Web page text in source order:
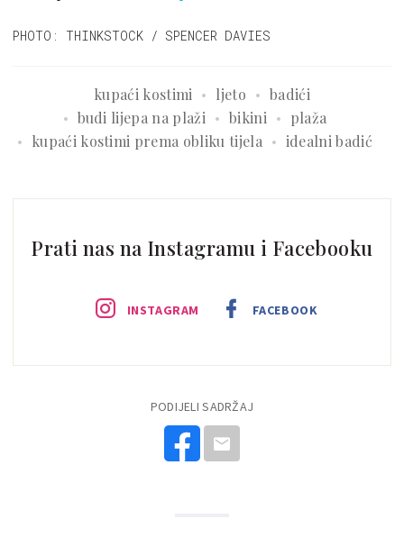
PHOTO: THINKSTOCK / SPENCER DAVIES
kupaći kostimi ljeto
badići
budi lijepa na plaži
bikini
plaža
kupaći kostimi prema obliku tijela
idealni badić
Prati nas na Instagramu i Facebooku
INSTAGRAM FACEBOOK
PODIJELI SADRŽAJ